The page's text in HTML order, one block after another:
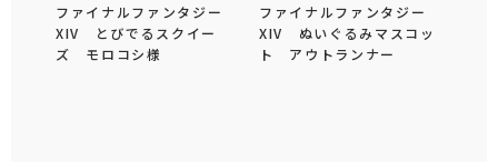
ファイナルファンタジー
XIV とびでるスクイー
ズ モロコシ様
ファイナルファンタジー
XIV ぬいぐるみマスコッ
ト アウトランナー